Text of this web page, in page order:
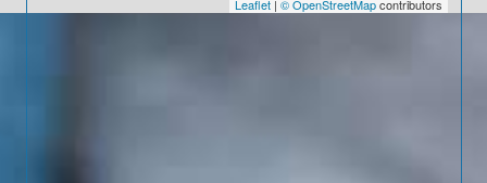
Leaflet | © OpenStreetMapcontributors